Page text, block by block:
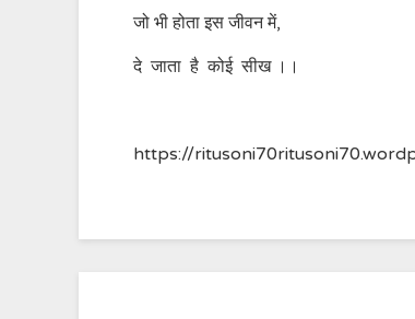
जो भी होता इस जीवन में,
दे जाता है कोई सीख ।।
https://